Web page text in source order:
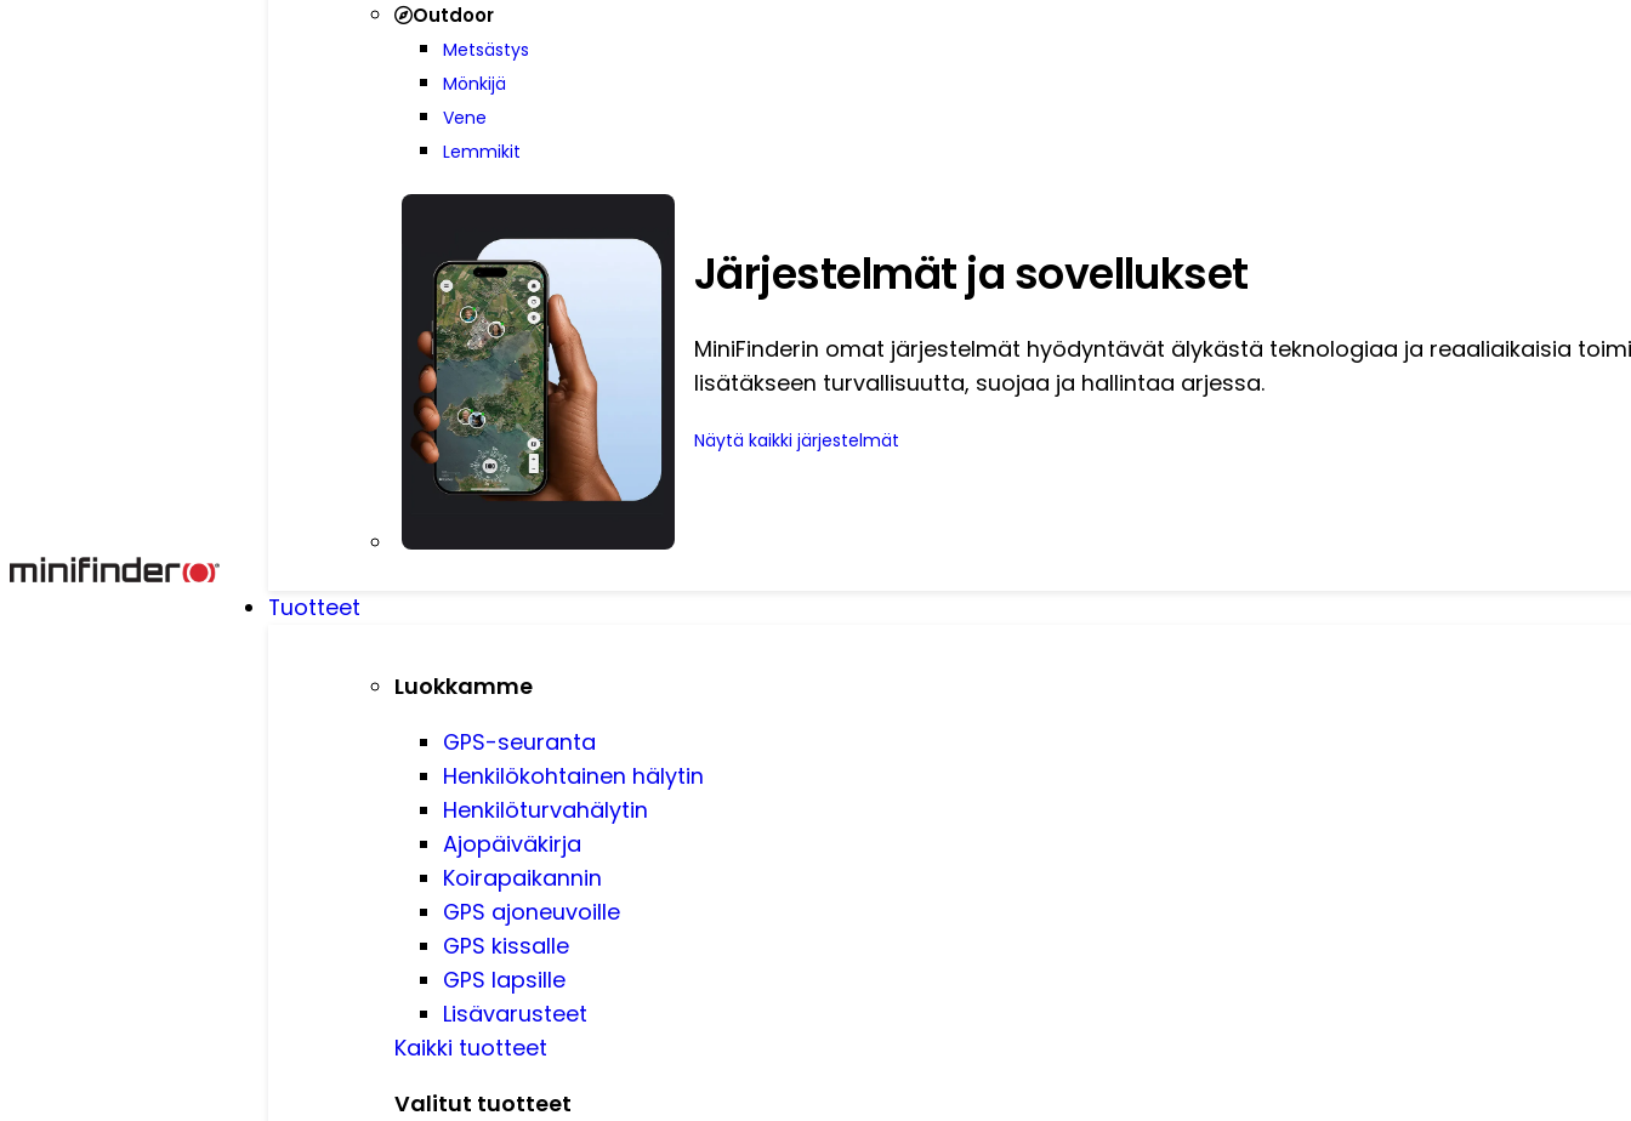
Outdoor
Metsästys
Mönkijä
Vene
Lemmikit
Järjestelmät ja sovellukset
MiniFinderin omat järjestelmät hyödyntävät älykästä teknologiaa ja reaaliaikaisia
lisätäkseen turvallisuutta, suojaa ja hallintaa arjessa.
Näytä kaikki järjestelmät
Tuotteet
Luokkamme
GPS-seuranta
Henkilökohtainen hälytin
Henkilöturvahälytin
Ajopäiväkirja
Koirapaikannin
GPS ajoneuvoille
GPS kissalle
GPS lapsille
Lisävarusteet
Kaikki tuotteet
Valitut tuotteet